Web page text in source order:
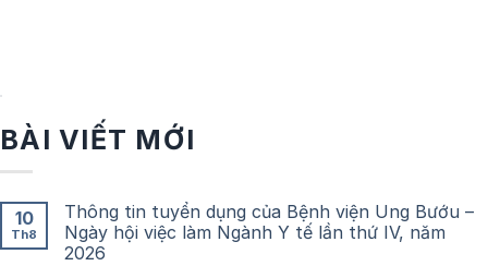
BÀI VIẾT MỚI
10
Th8
Thông tin tuyển dụng của Bệnh viện Ung Bướu –
Ngày hội việc làm Ngành Y tế lần thứ IV, năm
2026